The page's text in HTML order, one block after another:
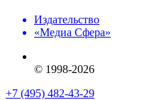
Издательство
«Медиа Сфера»
© 1998-2026
+7 (495) 482-43-29